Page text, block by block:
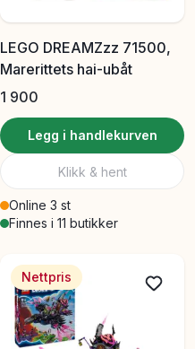
LEGO DREAMZzz 71500,
Marerittets hai-ubåt
1 900
Legg i handlekurven
Klikk & hent
Online 3 st
Finnes i 11 butikker
Nettpris